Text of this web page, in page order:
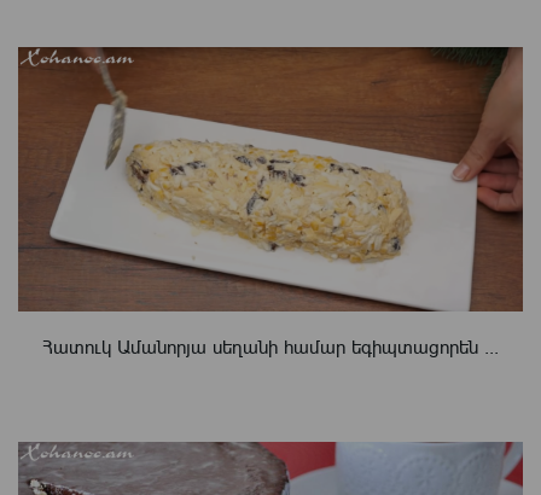
Հատուկ Ամանորյա սեղանի համար եգիպտացորեն ...